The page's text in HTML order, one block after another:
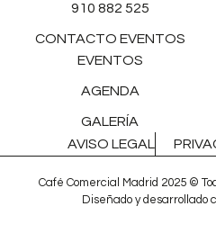
910 882 525
CONTACTO EVENTOS
EVENTOS
AGENDA
GALERÍA
AVISO LEGAL
Café Comercial Madrid 2025 ©
Diseñado y desarrollado